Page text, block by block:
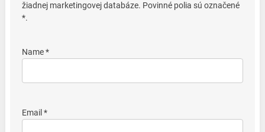
žiadnej marketingovej databáze. Povinné polia sú označené
*.
Name *
Email *